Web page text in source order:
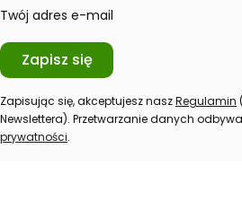
Twój adres e-mail
Zapisz się
Zapisując się, akceptujesz naszRegulamin
Newslettera). Przetwarzanie danych
prywatności.